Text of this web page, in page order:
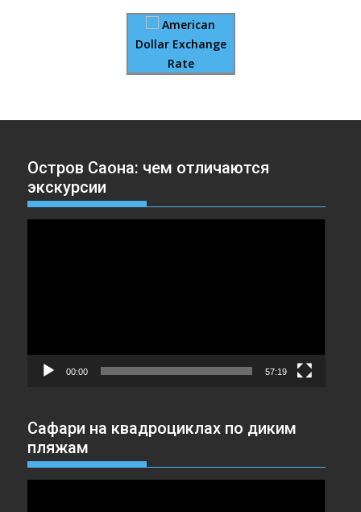
American
Dollar Exchange
Rate
Остров Саона: чем отличаются
экскурсии
00:00 57:19
Сафари на квадроциклах по диким
пляжам